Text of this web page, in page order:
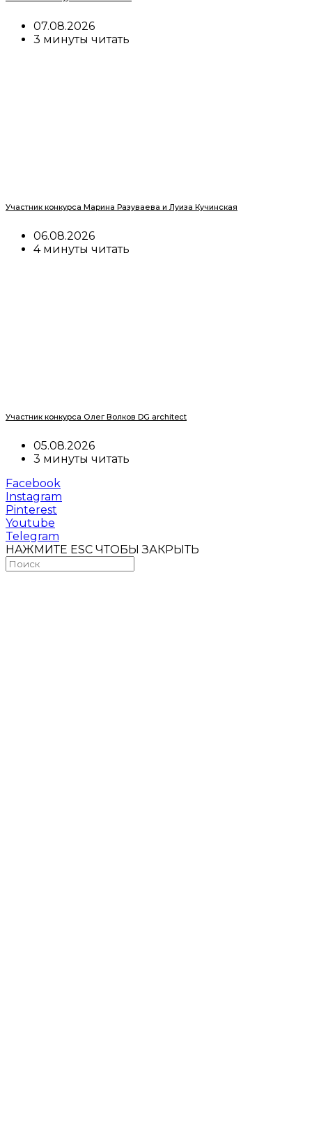
07.08.2026
3 минуты читать
Участник конкурса Марина Разуваева и Луиза Кучинская
06.08.2026
4 минуты читать
Участник конкурса Олег Волков DG architect
05.08.2026
3 минуты читать
Facebook
Instagram
Pinterest
Youtube
Telegram
НАЖМИТЕ ESC ЧТОБЫ ЗАКРЫТЬ